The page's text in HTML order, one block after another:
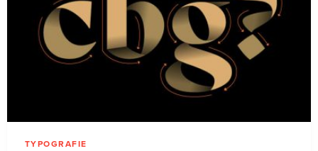
TYPOGRAFIE